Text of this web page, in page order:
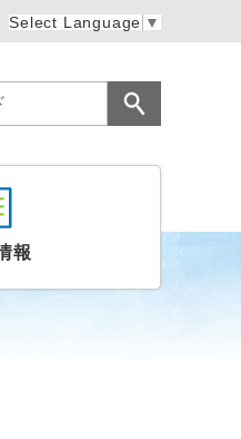
Select Language ▼
報